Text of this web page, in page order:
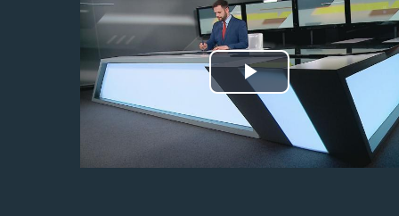
Odtwórz
wideo